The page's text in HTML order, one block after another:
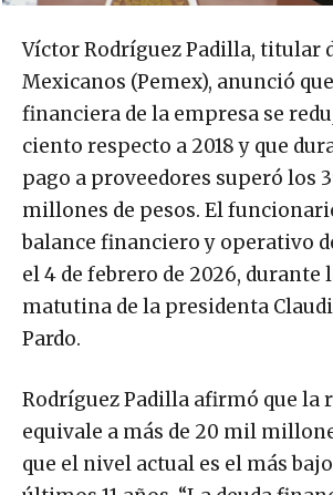
Víctor Rodríguez Padilla, titular
Mexicanos (Pemex), anunció
financiera de la empresa se
ciento respecto a 2018 y que
pago a proveedores superó los
millones de pesos. El
balance financiero y operativo
el 4 de febrero de 2026, durante
matutina de la presidenta
Pardo.
Rodríguez Padilla afirmó que la
equivale a más de 20 mil
que el nivel actual es el más